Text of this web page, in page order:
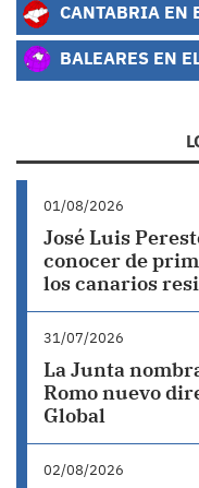
CANTABRIA EN
BALEARES EN
01/08/2026
José Luis
conocer de
los canarios
31/07/2026
La Junta
Romo nuevo
Global
02/08/2026